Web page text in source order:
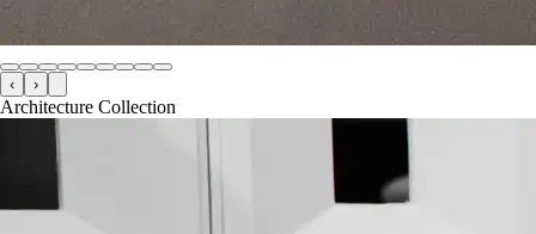
‹ ›
Architecture Collection